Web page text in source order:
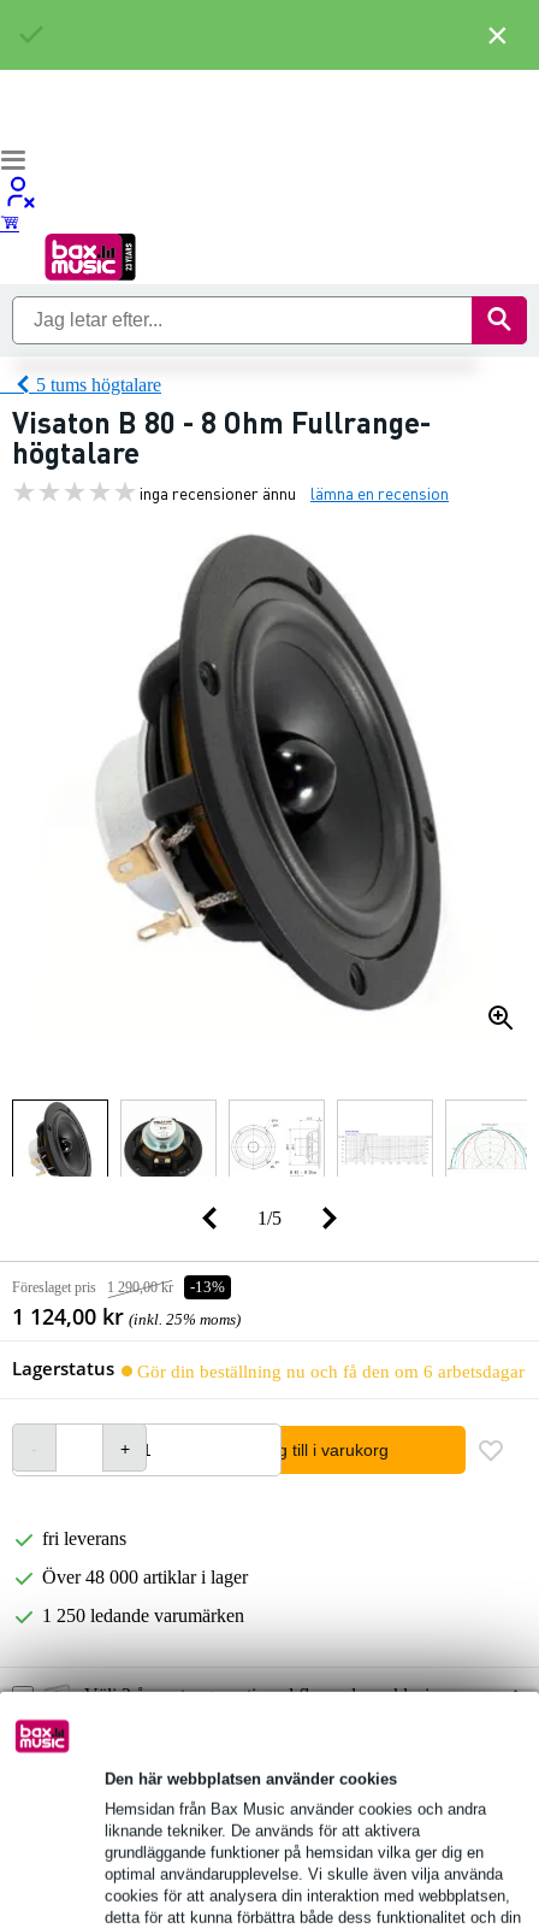
Den här webbplatsen använder cookies
Hemsidan från Bax Music använder cookies och andra
liknande tekniker. De används för att aktivera
grundläggande funktioner på hemsidan vilka ger dig en
optimal användarupplevelse. Vi skulle även vilja använda
cookies för att analysera din interaktion med webbplatsen,
detta för att kunna förbättra både dess funktionalitet och din
5 tums högtalare
Visaton B 80 - 8 Ohm Fullrange-
högtalare
inga recensioner ännu lämna en recension
1/5
Föreslaget pris 1 290,00 kr -13%
1 124,00 kr (inkl. 25% moms)
Lagerstatus Gör din beställning nu och få den om 6 arbetsdagar
lägg till i varukorg
fri leverans
Över 48 000 artiklar i lager
1 250 ledande varumärken
Välj 2 års extra garanti med fler andra exklusiva
Produktinformation
cms: 0,87 mm/N
nominell effekt: 30 W
maximal effekt: 50 W
×